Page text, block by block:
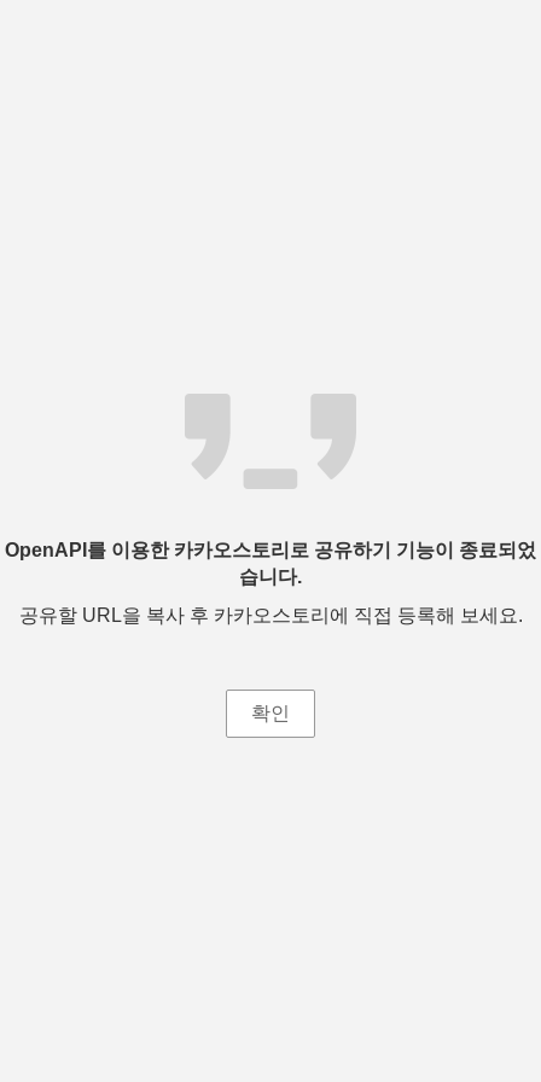
OpenAPI를 이용한 카카오스토리로 공유하기 기능이 종료되었
습니다.
공유할 URL을 복사 후 카카오스토리에 직접 등록해 보세요.
확인